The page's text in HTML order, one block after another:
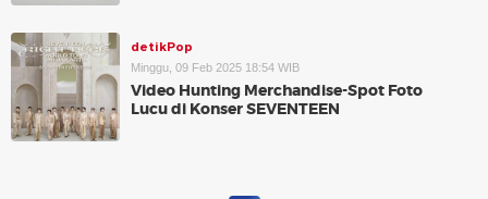
detikPop
Minggu, 09 Feb 2025 18:54 WIB
Video Hunting Merchandise-Spot Foto
Lucu di Konser SEVENTEEN